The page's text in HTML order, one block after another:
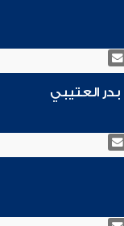
العتيبي